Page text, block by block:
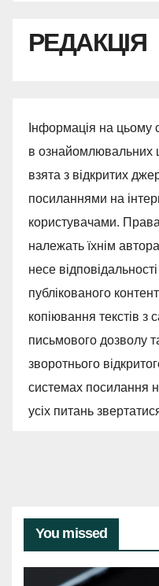
РЕДАКЦІЯ
Інформація на цьому
в ознайомлювальних
взята з відкритих
посиланнями на
користувачами.
належать їхнім
несе
публікованого
копіювання текстів
письмового дозволу
зворотнього
системах посилання
усіх питань
You missed